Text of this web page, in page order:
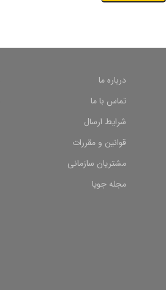
درباره ما
تماس با ما
شرایط ارسال
قوانین و مقررات
مشتریان سازمانی
مجله جویا